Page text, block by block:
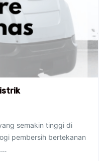
semakin tinggi di
pembersih bertekanan